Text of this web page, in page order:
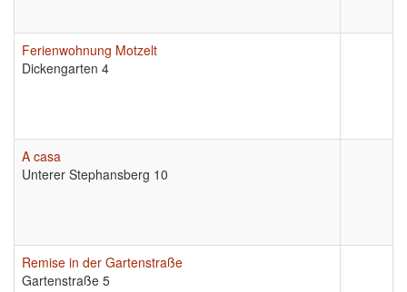
Ferienwohnung Motzelt
Dickengarten 4
A casa
Unterer Stephansberg 10
Remise in der Gartenstraße
Gartenstraße 5